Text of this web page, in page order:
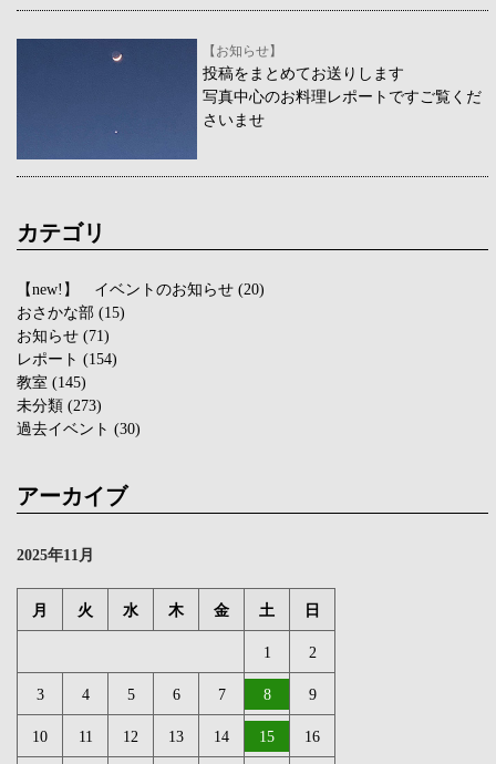
【お知らせ】
投稿をまとめてお送りします
写真中心のお料理レポートですご覧くだ
さいませ
カテゴリ
【new!】 イベントのお知らせ (20)
おさかな部 (15)
お知らせ (71)
レポート (154)
教室 (145)
未分類 (273)
過去イベント (30)
アーカイブ
2025年11月
月 火 水 木 金 土 日
1 2
3 4 5 6 7 8 9
10 11 12 13 14 15 16